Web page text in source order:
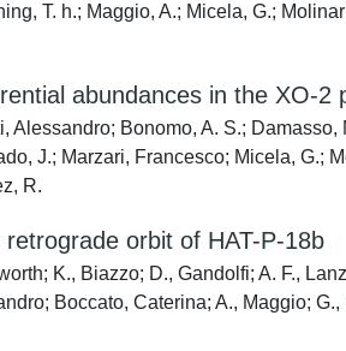
T. h.; Maggio, A.; Micela, G.;
abundances in the XO-2
Bonomo, A. S.;
J.; Marzari, Francesco; Micela, G.;
R.
orbit of HAT-P-18b
K., Biazzo; D., Gandolfi; A. F.,
Boccato, Caterina; A., Maggio;